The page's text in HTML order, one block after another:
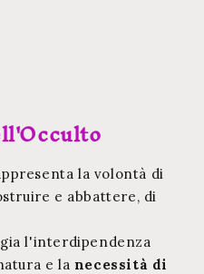
la volontà di
e abbattere, di
l'interdipendenza
e la necessità di